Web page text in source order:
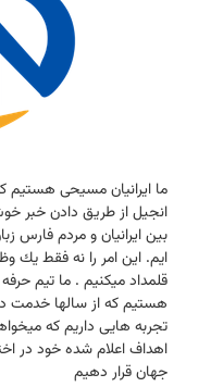
ما ایرانیان مسیحی هستیم
انجیل از طریق دادن خبر
بین ایرانیان و مردم فارس
ایم. این امر را نه فقط یك
قلمداد میكنیم . ما تیم
هستیم كه از سالها خدمت
تجربه هایی داریم كه
اهداف اعلام شده خود در
جهان قرار دهیم